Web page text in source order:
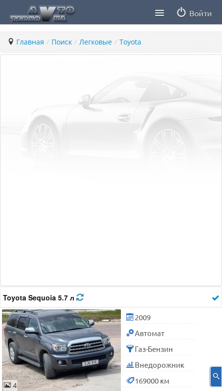
Войти
Статьи
Главная / Поиск / Легковые / Toyota
Toyota Sequoia 5.7 л
4
2009
Автомат
Газ-Бензин
Внедорожник
169000 км